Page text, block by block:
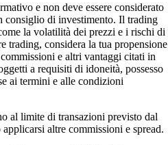
e non deve essere considerato
consiglio di investimento. Il trading
la volatilità dei prezzi e i rischi di
trading, considera la tua propensione
e altri vantaggi citati in
a requisiti di idoneità, possesso
ai termini e alle condizioni
al limite di transazioni previsto dal
altre commissioni e spread.